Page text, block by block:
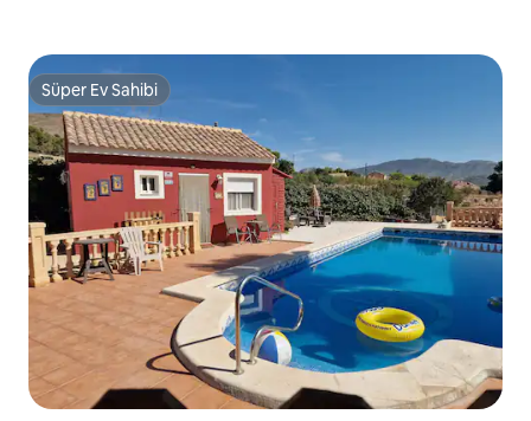
Süper Ev Sahibi
Süper Ev Sahibi